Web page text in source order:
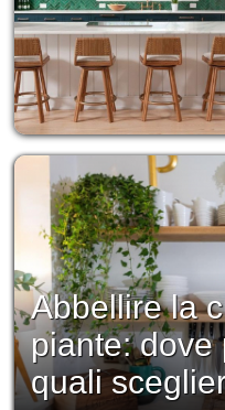
Abbellire la
piante: dove
quali